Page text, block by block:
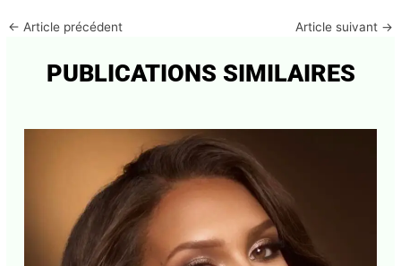
Article précédent Article suivant
Abonnez-vous à la Newsletter pour ne rien
manquer !
E-mail*